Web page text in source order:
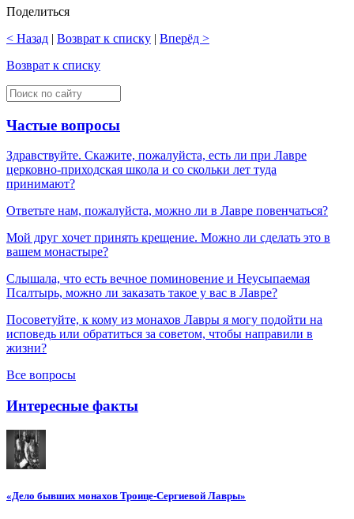
Поделиться
< Назад | Возврат к списку | Вперёд >
Возврат к списку
Частые вопросы
Здравствуйте. Скажите, пожалуйста, есть ли при Лавре
церковно-приходская школа и со скольки лет туда
принимают?
Ответьте нам, пожалуйста, можно ли в Лавре повенчаться?
Мой друг хочет принять крещение. Можно ли сделать это в
вашем монастыре?
Слышала, что есть вечное поминовение и Неусыпаемая
Псалтырь, можно ли заказать такое у вас в Лавре?
Посоветуйте, к кому из монахов Лавры я могу подойти на
исповедь или обратиться за советом, чтобы направили в
жизни?
Все вопросы
Интересные факты
«Дело бывших монахов Троице-Сергиевой Лавры»